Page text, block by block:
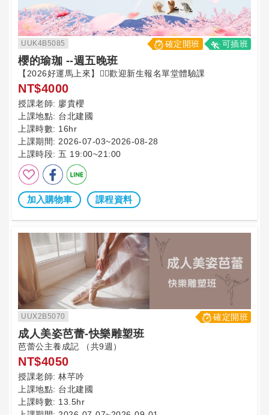
UUK4B5085 可插班
確定開班
櫻的瑜珈 --週五晚班
【2026好運馬上來】🙋‍♀️歡迎新生報名單堂體驗課
NT$4000
授課老師: 廖貴櫻
上課地點: 台北建國
上課時數: 16hr
上課期間: 2026-07-03~2026-08-28
上課時段: 五 19:00~21:00
加入購物車 課程資料
UUX2B5070 確定開班
成人美姿芭蕾-快樂雕塑班
芭蕾公主養成記 （共9週）
NT$4050
授課老師: 林芊吟
上課地點: 台北建國
上課時數: 13.5hr